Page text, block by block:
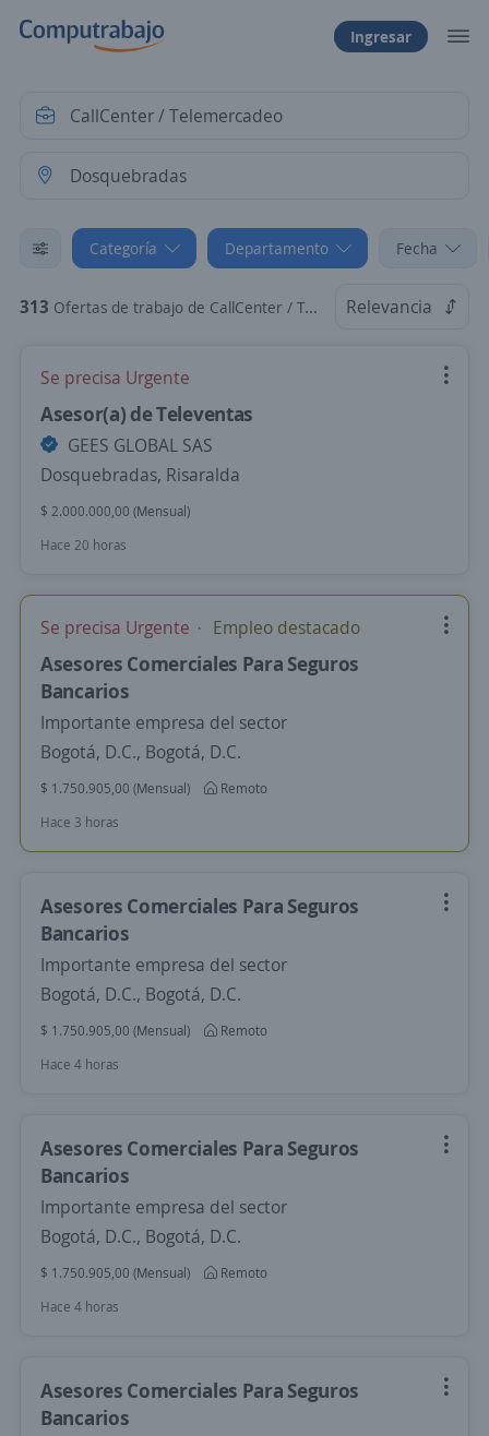
Ingresar
Categoría Departamento Fecha
313 Ofertas de trabajo de CallCenter / Telemercadeo en Dosquebradas, Risaralda Relevancia
Se precisa Urgente
Asesor(a) de Televentas
GEES GLOBAL SAS
Dosquebradas, Risaralda
$ 2.000.000,00 (Mensual)
Hace 20 horas
Se precisa Urgente Empleo destacado
Asesores Comerciales Para Seguros
Bancarios
Importante empresa del sector
Bogotá, D.C., Bogotá, D.C.
$ 1.750.905,00 (Mensual)
Remoto
Hace 3 horas
Asesores Comerciales Para Seguros
Bancarios
Importante empresa del sector
Bogotá, D.C., Bogotá, D.C.
$ 1.750.905,00 (Mensual)
Remoto
Hace 4 horas
Asesores Comerciales Para Seguros
Bancarios
Importante empresa del sector
Bogotá, D.C., Bogotá, D.C.
$ 1.750.905,00 (Mensual)
Remoto
Hace 4 horas
Asesores Comerciales Para Seguros
Bancarios